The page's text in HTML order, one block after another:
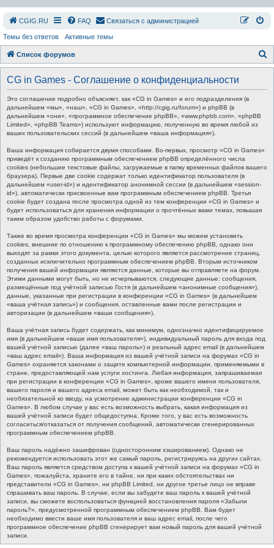
СGIG.RU FAQ Связаться с администрацией
Темы без ответов Активные темы
Список форумов
о
CG in Games - Соглашение о конфиденциальности
Это соглашение подробно объясняет, как «CG in Games» и его подразделения (в
дальнейшем «мы», «наш», «CG in Games», «http://cgig.ru/forum») и phpBB (в
дальнейшем «они», «программное обеспечение phpBB», «www.phpbb.com», «phpBB
Limited», «phpBB Teams») используют информацию, полученную во время любой из
ваших пользовательских сессий (в дальнейшем «ваша информация»).
Ваша информация собирается двумя способами. Во-первых, просмотр «CG in Games»
приведёт к созданию программным обеспечением phpBB определённого числа
cookies (небольшие текстовые файлы, загружаемые в папку временных файлов вашего
браузера). Первые две cookie содержат только идентификатор пользователя (в
дальнейшем «user-id») и идентификатор анонимной сессии (в дальнейшем «session-
id»), автоматически присвоенные вам программным обеспечением phpBB. Третья
cookie будет создана после просмотра одной из тем конференции «CG in Games» и
будет использоваться для хранения информации о прочтённых вами темах, повышая
таким образом удобство работы с форумами.
Также во время просмотра конференции «CG in Games» мы можем установить
cookies, внешние по отношению к программному обеспечению phpBB, однако они
выходят за рамки этого документа, целью которого является рассмотрение страниц,
созданных исключительно программным обеспечением phpBB. Вторым источником
получения вашей информации являются данные, которые вы отправляете на форум.
Этими данными могут быть, но не исчерпываются, следующие данные: сообщения,
размещённые под учётной записью Гостя (в дальнейшем «анонимные сообщения»),
данные, указанные при регистрации в конференции «CG in Games» (в дальнейшем
«ваша учётная запись») и сообщения, оставленные вами после регистрации и
авторизации (в дальнейшем «ваши сообщения»).
Ваша учётная запись будет содержать, как минимум, однозначно идентифицируемое
имя (в дальнейшем «ваше имя пользователя»), индивидуальный пароль для входа под
вашей учётной записью (далее «ваш пароль») и реальный адрес email (в дальнейшем
«ваш адрес email»). Ваша информация из вашей учётной записи на форумах «CG in
Games» охраняется законами о защите компьютерной информации, применяемыми в
стране, предоставляющей нам услуги хостинга. Любая информация, запрашиваемая
при регистрации в конференции «CG in Games», кроме вашего имени пользователя,
вашего пароля и вашего адреса email, может быть как необходимой, так и
необязательной ко вводу, на усмотрение администрации конференции «CG in
Games». В любом случае у вас есть возможность выбрать, какая информация из
вашей учётной записи будет общедоступна. Кроме того, у вас есть возможность
согласиться/отказаться от получения сообщений, автоматически сгенерированных
программным обеспечением phpBB.
Ваш пароль надёжно зашифрован (односторонним хэшированием). Однако не
рекомендуется использовать этот же самый пароль, регистрируясь на других сайтах.
Ваш пароль является средством доступа к вашей учётной записи на форумах «CG in
Games», пожалуйста, храните его в тайне, ни при каких обстоятельствах ни
представители «CG in Games», ни phpBB Limited, ни другое третье лицо не вправе
спрашивать ваш пароль. В случае, если вы забудете ваш пароль к вашей учётной
записи, вы сможете воспользоваться функцией восстановления пароля «Забыли
пароль?», предусмотренной программным обеспечением phpBB. Вам будет
необходимо ввести ваше имя пользователя и ваш адрес email, после чего
программное обеспечение phpBB сгенерирует вам новый пароль для вашей учётной
записи.